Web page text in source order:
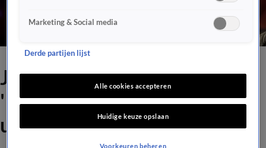
Johan voelt zich gepasseerd:
'Ik ben nog nooit
uitgenodigd...'
Marketing & Social media
Derde partijen lijst
Alle cookies accepteren
Huidige keuze opslaan
Voorkeuren beheren